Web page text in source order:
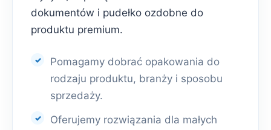
dokumentów i pudełko ozdobne do
produktu premium.
Pomagamy dobrać opakowania do
rodzaju produktu, branży i sposobu
sprzedaży.
Oferujemy rozwiązania dla małych